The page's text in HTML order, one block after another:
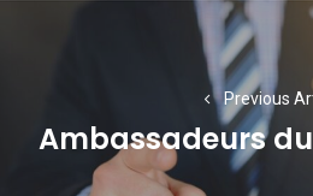
Previous
Ambassadeurs